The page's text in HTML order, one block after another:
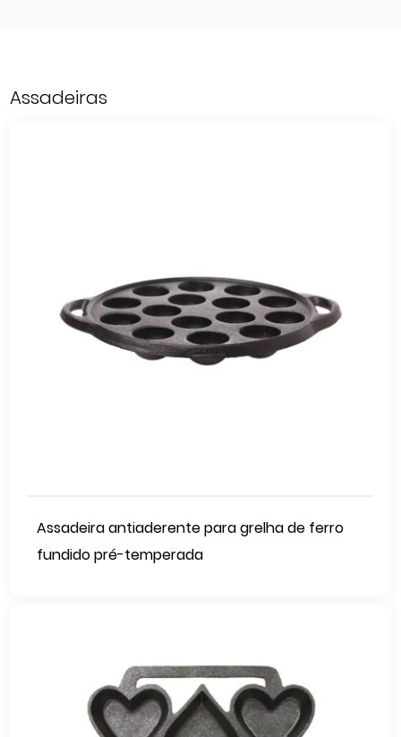
Assadeiras
Assadeira antiaderente para grelha de ferro
fundido pré-temperada